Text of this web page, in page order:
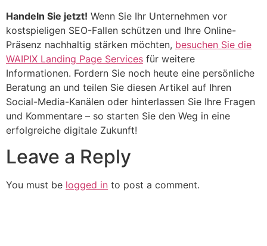
Handeln Sie jetzt! Wenn Sie Ihr Unternehmen vor
kostspieligen SEO-Fallen schützen und Ihre Online-
Präsenz nachhaltig stärken möchten, besuchen Sie die
WAIPIX Landing Page Services für weitere
Informationen. Fordern Sie noch heute eine persönliche
Beratung an und teilen Sie diesen Artikel auf Ihren
Social-Media-Kanälen oder hinterlassen Sie Ihre Fragen
und Kommentare – so starten Sie den Weg in eine
erfolgreiche digitale Zukunft!
Leave a Reply
You must be logged in to post a comment.